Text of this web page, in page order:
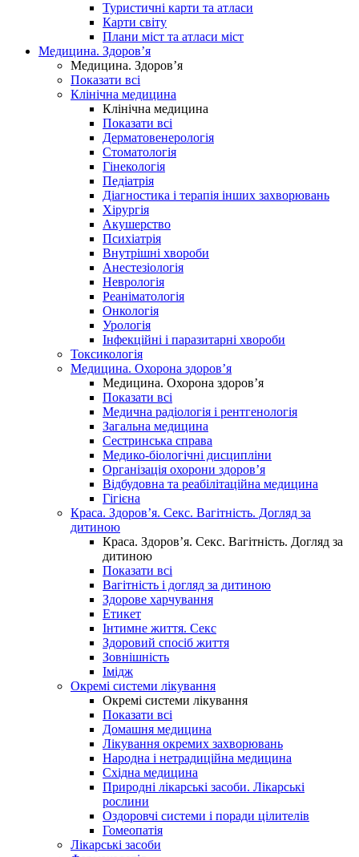
Туристичні карти та атласи
Карти світу
Плани міст та атласи міст
Медицина. Здоров’я
Медицина. Здоров’я
Показати всі
Клінічна медицина
Клінічна медицина
Показати всі
Дерматовенерологія
Стоматологія
Гінекологія
Педіатрія
Діагностика і терапія інших захворювань
Хірургія
Акушерство
Психіатрія
Внутрішні хвороби
Анестезіологія
Неврологія
Реаніматологія
Онкологія
Урологія
Інфекційні і паразитарні хвороби
Токсикологія
Медицина. Охорона здоров’я
Медицина. Охорона здоров’я
Показати всі
Медична радіологія і рентгенологія
Загальна медицина
Сестринська справа
Медико-біологічні дисципліни
Організація охорони здоров’я
Відбудовна та реабілітаційна медицина
Гігієна
Краса. Здоров’я. Секс. Вагітність. Догляд за
дитиною
Краса. Здоров’я. Секс. Вагітність. Догляд за
дитиною
Показати всі
Вагітність і догляд за дитиною
Здорове харчування
Етикет
Інтимне життя. Секс
Здоровий спосіб життя
Зовнішність
Імідж
Окремі системи лікування
Окремі системи лікування
Показати всі
Домашня медицина
Лікування окремих захворювань
Народна і нетрадиційна медицина
Східна медицина
Природні лікарські засоби. Лікарські
рослини
Оздоровчі системи і поради цілителів
Гомеопатія
Лікарські засоби